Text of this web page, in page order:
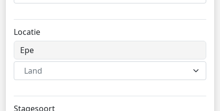
Locatie
Land
Stagesoort